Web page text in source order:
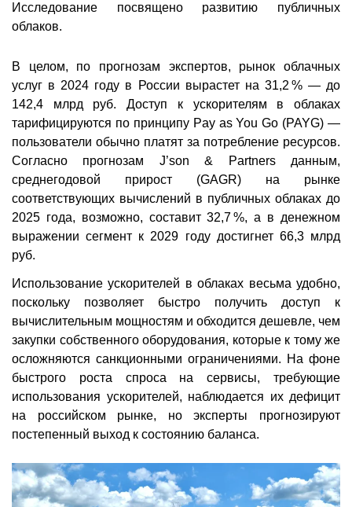
Исследование посвящено развитию публичных
облаков.
В целом, по прогнозам экспертов, рынок облачных
услуг в 2024 году в России вырастет на 31,2 % — до
142,4 млрд руб. Доступ к ускорителям в облаках
тарифицируются по принципу Pay as You Go (PAYG) —
пользователи обычно платят за потребление ресурсов.
Согласно прогнозам J’son & Partners данным,
среднегодовой прирост (GAGR) на рынке
соответствующих вычислений в публичных облаках до
2025 года, возможно, составит 32,7 %, а в денежном
выражении сегмент к 2029 году достигнет 66,3 млрд
руб.
Использование ускорителей в облаках весьма удобно,
поскольку позволяет быстро получить доступ к
вычислительным мощностям и обходится дешевле, чем
закупки собственного оборудования, которые к тому же
осложняются санкционными ограничениями. На фоне
быстрого роста спроса на сервисы, требующие
использования ускорителей, наблюдается их дефицит
на российском рынке, но эксперты прогнозируют
постепенный выход к состоянию баланса.